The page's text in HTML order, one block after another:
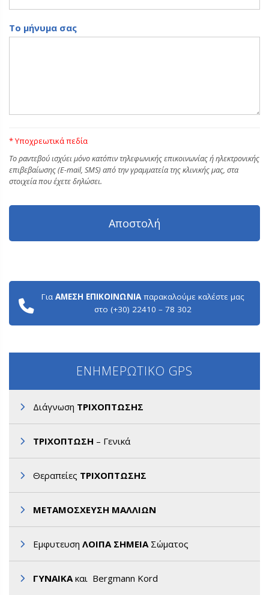
Το μήνυμα σας
* Υποχρεωτικά πεδία
Tο ραντεβού ισχύει μόνο κατόπιν τηλεφωνικής επικοινωνίας ή ηλεκτρονικής
επιβεβαίωσης (E-mail, SMS) από την γραμματεία της κλινικής μας, στα
στοιχεία που έχετε δηλώσει.
Για ΑΜΕΣΗ ΕΠΙΚΟΙΝΩΝΙΑπαρακαλούμε καλέστε μας
στο (+30) 22410 – 78 302
ΕΝΗΜΕΡΩΤΙΚΟ GPS
Διάγνωση ΤΡΙΧΟΠΤΩΣΗΣ
ΤΡΙΧΟΠΤΩΣΗ – Γενικά
Θεραπείες ΤΡΙΧΟΠΤΩΣΗΣ
ΜΕΤΑΜΟΣΧΕΥΣΗ ΜΑΛΛΙΩΝ
Εμφυτευση ΛΟΙΠΑ ΣΗΜΕΙΑ Σώματος
ΓΥΝΑΙΚΑ και Bergmann Kord